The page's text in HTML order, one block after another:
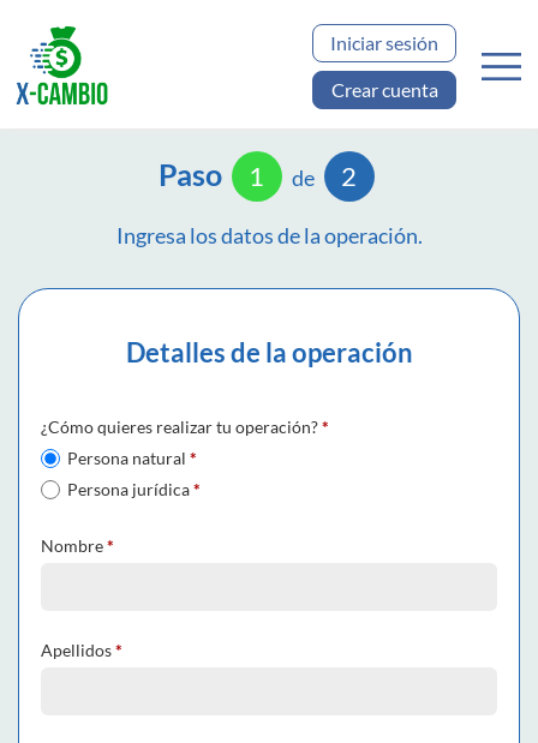
Iniciar sesión
Crear cuenta
Paso 1 de 2
Ingresa los datos de la operación.
Detalles de la operación
¿Cómo quieres realizar tu operación?*
Persona natural *
Persona jurídica*
Nombre*
Apellidos*